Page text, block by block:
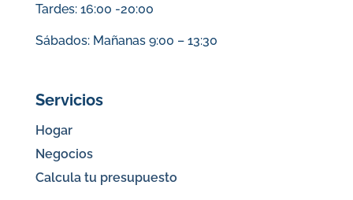
Tardes: 16:00 -20:00
Sábados: Mañanas 9:00 – 13:30
Servicios
Hogar
Negocios
Calcula tu presupuesto